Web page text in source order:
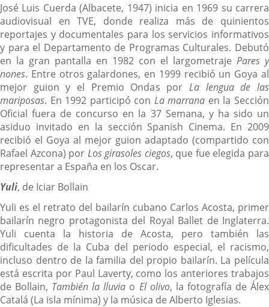
José Luis Cuerda (Albacete, 1947) inicia en 1969 su carrera
audiovisual en TVE, donde realiza más de quinientos
reportajes y documentales para los servicios informativos
y para el Departamento de Programas Culturales. Debutó
en la gran pantalla en 1982 con el largometraje Pares y
nones. Entre otros galardones, en 1999 recibió un Goya al
mejor guion y el Premio Ondas por La lengua de las
mariposas. En 1992 participó con La marrana en la Sección
Oficial fuera de concurso en la 37 Semana, y ha sido un
asiduo invitado en la sección Spanish Cinema. En 2009
recibió el Goya al mejor guion adaptado (compartido con
Rafael Azcona) por Los girasoles ciegos, que fue elegida para
representar a España en los Oscar.
Yuli, de Iciar Bollain
Yuli es el retrato del bailarín cubano Carlos Acosta, primer
bailarín negro protagonista del Royal Ballet de Inglaterra.
Yuli cuenta la historia de Acosta, pero también las
dificultades de la Cuba del periodo especial, el racismo,
incluso dentro de la familia del propio bailarín. La película
está escrita por Paul Laverty, como los anteriores trabajos
de Bollain, También la lluvia o El olivo, la fotografía de Álex
Catalá (La isla mínima) y la música de Alberto Iglesias.